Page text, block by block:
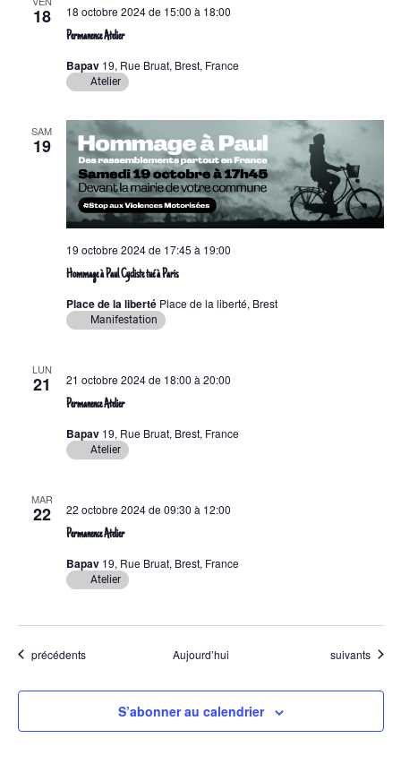
18
Permanence Atelier
18 octobre 2024 de 15:00 à 18:00
Bapav 19, Rue Bruat, Brest, France
Atelier
SAM
19
Hommage à Paul Cycliste tué à Paris
19 octobre 2024 de 17:45 à 19:00
Place de la liberté Place de la liberté, Brest
Manifestation
LUN
21
Permanence Atelier
21 octobre 2024 de 18:00 à 20:00
Bapav 19, Rue Bruat, Brest, France
Atelier
MAR
22
Permanence Atelier
22 octobre 2024 de 09:30 à 12:00
Bapav 19, Rue Bruat, Brest, France
Atelier
Évènements
précédents Aujourd’hui Évènements
suivants
S’abonner au calendrier